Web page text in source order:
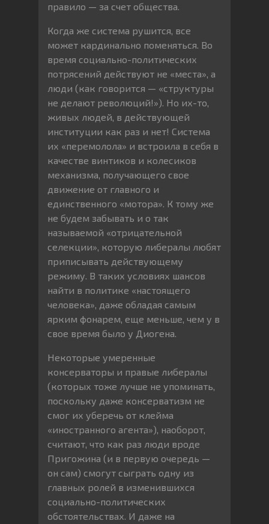
правило — за счет общества.
Когда же система рушится, все
может кардинально поменяться. Во
время социально-политических
потрясений действуют не «места», а
люди (как говорится — «структуры
не делают революций!»). Но их-то,
живых людей, в действующей
институции как раз и нет! Система
их «перемолола» и встроила в себя в
качестве винтиков и колесиков
механизма, получающего свое
движение от главного и
единственного «мотора». К тому же
не будем забывать и о так
называемой «отрицательной
селекции», которую либералы любят
приписывать действующему
режиму. В таких условиях шансов
найти в политике «настоящего
человека», даже обладая самым
ярким фонарем, еще меньше, чем у в
свое время было у Диогена.
Некоторые умеренные
консерваторы и правые либералы
(которых тоже лучше не упоминать,
поскольку даже консерватизм не
смог их уберечь от клейма
«иностранного агента»), наоборот,
считают, что как раз люди вроде
Пригожина (и в первую очередь —
он сам) смогут сыграть одну из
главных ролей в изменившихся
социально-политических
обстоятельствах. И даже на